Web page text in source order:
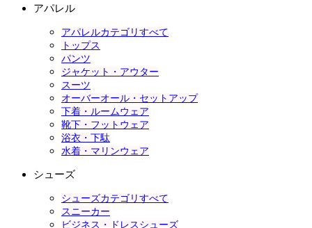
アパレル
アパレルカテゴリすべて
トップス
パンツ
ジャケット・アウター
スーツ
オーバーオール・セットアップ
下着・ルームウェア
靴下・フットウェア
浴衣・下駄
水着・マリンウェア
シューズ
シューズカテゴリすべて
スニーカー
ビジネス・ドレスシューズ